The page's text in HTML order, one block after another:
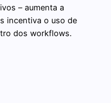
– aumenta a
incentiva o uso de
dos workflows.